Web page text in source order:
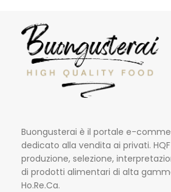
Buongusterai è il portale e-
dedicato alla vendita ai privati.
produzione, selezione,
di prodotti alimentari di alta
Ho.Re.Ca.